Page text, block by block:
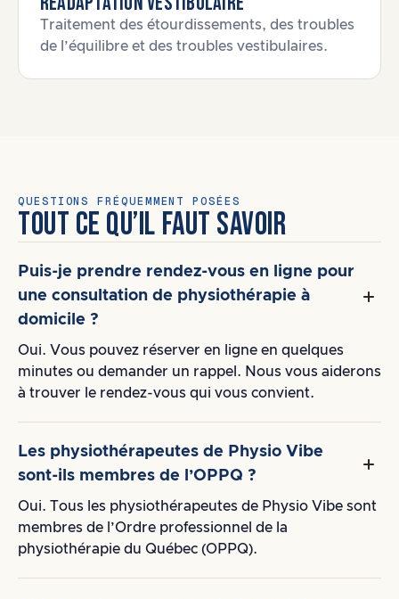
Traitement des étourdissements, des troubles
de l’équilibre et des troubles vestibulaires.
QUESTIONS FRÉQUEMMENT POSÉES
TOUT CE QU’IL FAUT SAVOIR
Puis-je prendre rendez-vous en ligne pour
une consultation de physiothérapie à
domicile ?
Oui. Vous pouvez réserver en ligne en quelques
minutes ou demander un rappel. Nous vous aiderons
à trouver le rendez-vous qui vous convient.
Les physiothérapeutes de Physio Vibe
sont-ils membres de l’OPPQ ?
Oui. Tous les physiothérapeutes de Physio Vibe sont
membres de l’Ordre professionnel de la
physiothérapie du Québec (OPPQ).